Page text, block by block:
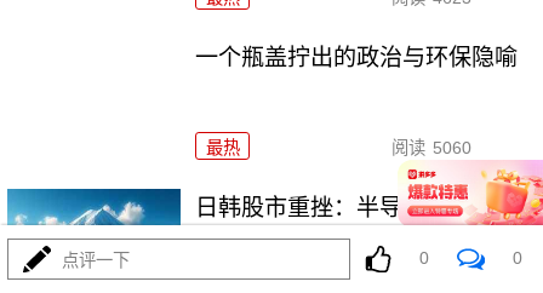
一个瓶盖拧出的政治与环保隐喻
最热 阅读 5060
日韩股市重挫：半导体失速与中
国外贸的危与机
点评一下 0 0